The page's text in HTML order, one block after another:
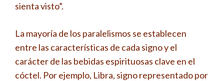
sienta visto”.
La mayoría de los paralelismos se establecen
entre las características de cada signo y el
carácter de las bebidas espirituosas clave en el
cóctel. Por ejemplo, Libra, signo representado por